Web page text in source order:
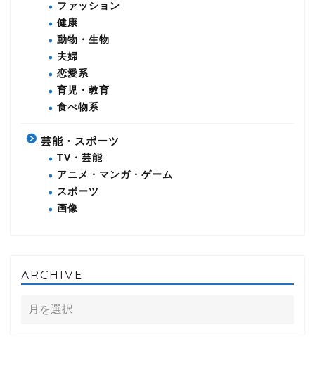
ファッション
健康
動物・生物
夫婦
恋愛系
育児・教育
食べ物系
芸能・スポーツ
TV・芸能
アニメ・マンガ・ゲーム
スポーツ
画像
ARCHIVE